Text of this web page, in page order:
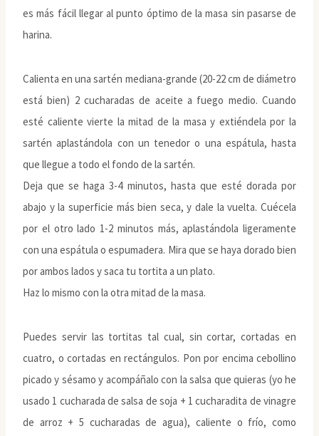
es más fácil llegar al punto óptimo de la masa sin pasarse de
harina.
Calienta en una sartén mediana-grande (20-22 cm de diámetro
está bien) 2 cucharadas de aceite a fuego medio. Cuando
esté caliente vierte la mitad de la masa y extiéndela por la
sartén aplastándola con un tenedor o una espátula, hasta
que llegue a todo el fondo de la sartén.
Deja que se haga 3-4 minutos, hasta que esté dorada por
abajo y la superficie más bien seca, y dale la vuelta. Cuécela
por el otro lado 1-2 minutos más, aplastándola ligeramente
con una espátula o espumadera. Mira que se haya dorado bien
por ambos lados y saca tu tortita a un plato.
Haz lo mismo con la otra mitad de la masa.
Puedes servir las tortitas tal cual, sin cortar, cortadas en
cuatro, o cortadas en rectángulos. Pon por encima cebollino
picado y sésamo y acompáñalo con la salsa que quieras (yo he
usado 1 cucharada de salsa de soja + 1 cucharadita de vinagre
de arroz + 5 cucharadas de agua), caliente o frío, como